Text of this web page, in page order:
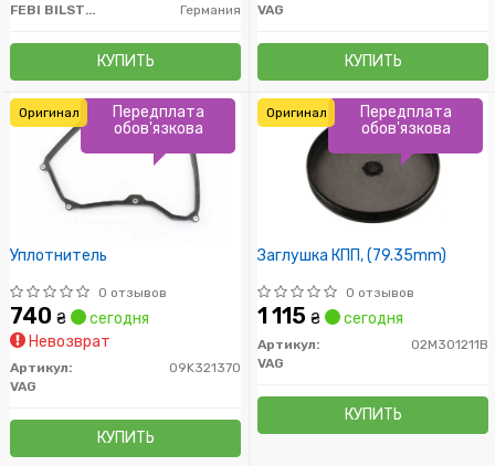
FEBI BILSTEIN
Германия
КУПИТЬ
VAG
КУПИТЬ
Уплотнитель
0 отзывов
740 ₴
сегодня
Невозврат
Артикул:
09K321370
VAG
КУПИТЬ
Передплата
обов'язкова
Оригинал
Заглушка КПП, (79.35mm)
0 отзывов
1 115 ₴ сегодня
Артикул:
02M301211B
VAG
КУПИТЬ
Передплата
обов'язкова
Оригинал